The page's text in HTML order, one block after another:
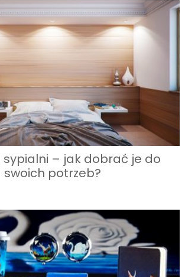
sypialni – jak dobrać je do
swoich potrzeb?